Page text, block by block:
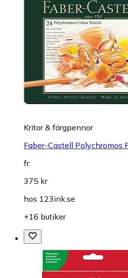
Kritor & färgpennor
Faber-Castell Polychromos
fr.
375 kr
hos 123ink.se
+16 butiker